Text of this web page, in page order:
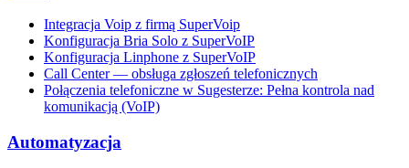
Integracja Voip z firmą SuperVoip
Konfiguracja Bria Solo z SuperVoIP
Konfiguracja Linphone z SuperVoIP
Call Center — obsługa zgłoszeń telefonicznych
Połączenia telefoniczne w Sugesterze: Pełna kontrola nad
komunikacją (VoIP)
Automatyzacja